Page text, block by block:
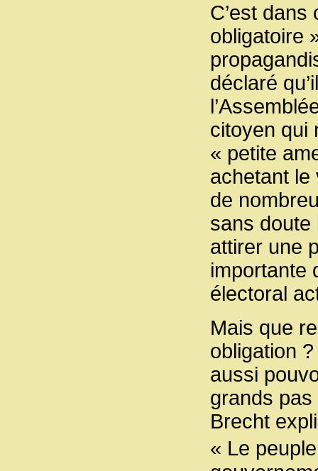
C’est dans
obligatoire
déclaré
citoyen qui
« petite
achetant le
de
sans doute
attirer une
importante
électoral
Mais que
obligation
aussi
grands
Brecht
« Le